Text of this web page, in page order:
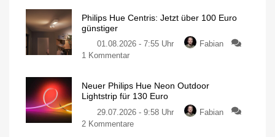
Philips Hue Centris: Jetzt über 100 Euro
günstiger
01.08.2026 - 7:55 Uhr
Fabian
1 Kommentar
Neuer Philips Hue Neon Outdoor
Lightstrip für 130 Euro
29.07.2026 - 9:58 Uhr
Fabian
2 Kommentare